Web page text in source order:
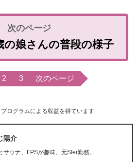
の娘さんの普段の様子
2 3 次のページ
ログラムによる収益を得ています
陽介
サウナ、FPSが趣味。元SIer勤務。